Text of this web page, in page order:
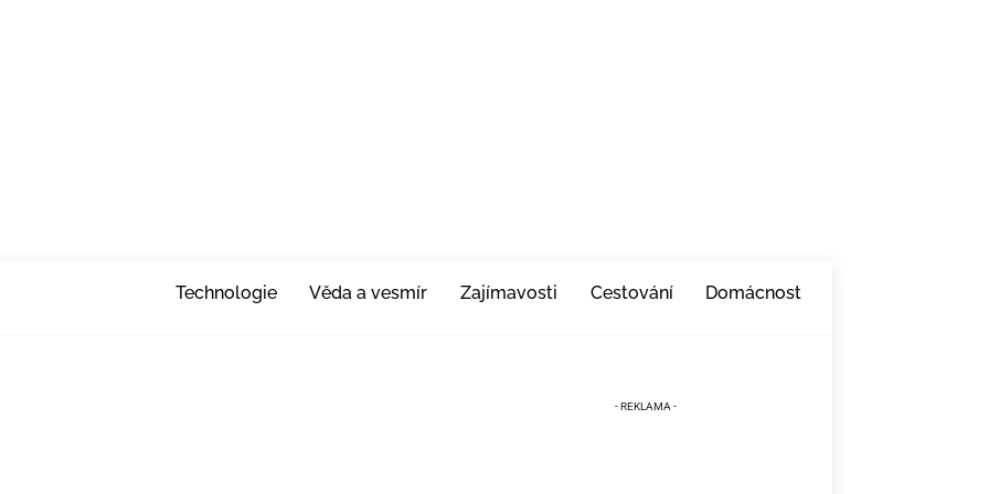
Technologie Věda a vesmír Zajímavosti Cestování Domácnost